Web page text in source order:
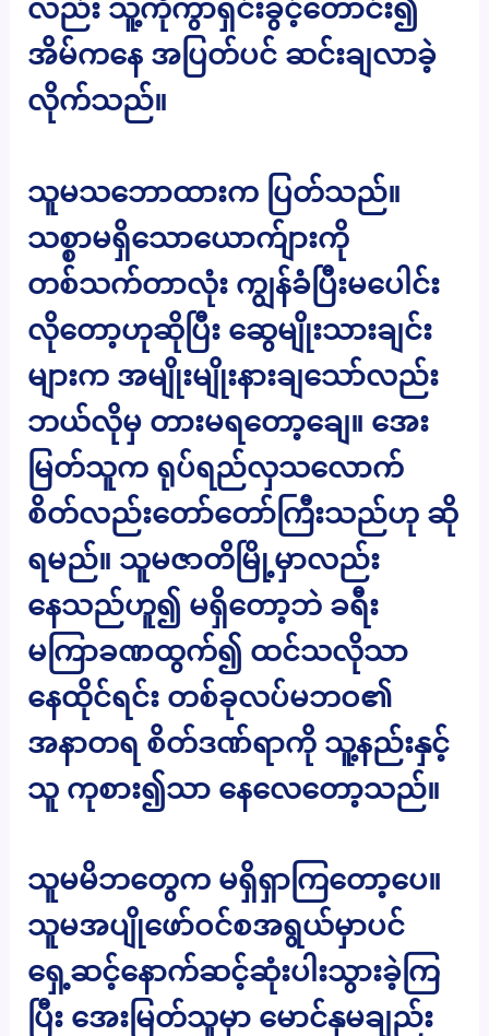
လည်း သူ့ကိုကွာရှင်းခွင့်တောင်း၍
အိမ်ကနေ အပြတ်ပင် ဆင်းချလာခဲ့
လိုက်သည်။
သူမသဘောထားက ပြတ်သည်။
သစ္စာမရှိသောယောက်ျားကို
တစ်သက်တာလုံး ကျွန်ခံပြီးမပေါင်း
လိုတော့ဟုဆိုပြီး ဆွေမျိုးသားချင်း
များက အမျိုးမျိုးနားချသော်လည်း
ဘယ်လိုမှ တားမရတော့ချေ။ အေး
မြတ်သူက ရုပ်ရည်လှသလောက်
စိတ်လည်းတော်တော်ကြီးသည်ဟု ဆို
ရမည်။ သူမဇာတိမြို့မှာလည်း
နေသည်ဟူ၍ မရှိတော့ဘဲ ခရီး
မကြာခဏထွက်၍ ထင်သလိုသာ
နေထိုင်ရင်း တစ်ခုလပ်မဘဝ၏
အနာတရ စိတ်ဒဏ်ရာကို သူ့နည်းနှင့်
သူ ကုစား၍သာ နေလေတော့သည်။
သူမမိဘတွေက မရှိရှာကြတော့ပေ။
သူမအပျိုဖော်ဝင်စအရွယ်မှာပင်
ရှေ့ဆင့်နောက်ဆင့်ဆုံးပါးသွားခဲ့ကြ
ပြီး အေးမြတ်သူမှာ မောင်နှမချည်း